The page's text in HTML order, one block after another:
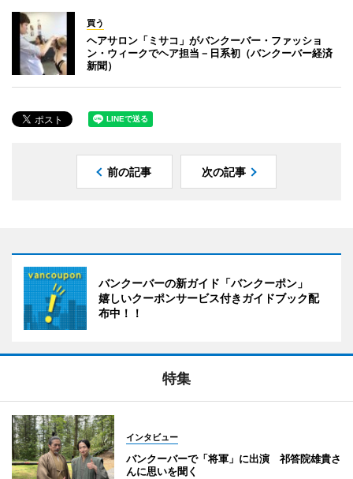
買う
ヘアサロン「ミサコ」がバンクーバー・ファッショ
ン・ウィークでヘア担当－日系初（バンクーバー経済
新聞）
前の記事 次の記事
バンクーバーの新ガイド「バンクーポン」
嬉しいクーポンサービス付きガイドブック配
布中！！
特集
インタビュー
バンクーバーで「将軍」に出演 祁答院雄貴さ
んに思いを聞く